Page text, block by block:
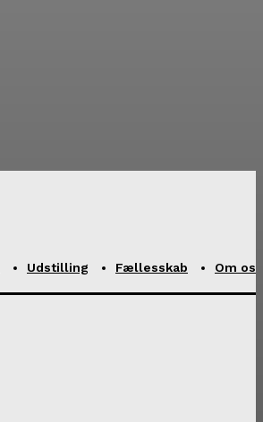
Udstilling Fællesskab Om os